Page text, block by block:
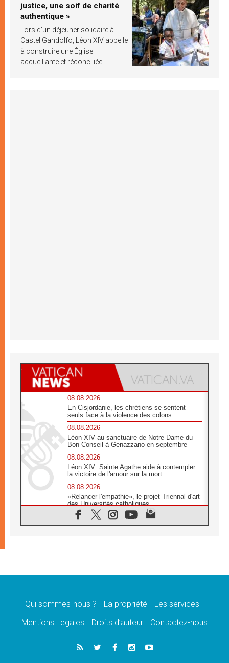
justice, une soif de charité
authentique »
Lors d’un déjeuner solidaire à
Castel Gandolfo, Léon XIV appelle
à construire une Église
accueillante et réconciliée
08.08.2026
En Cisjordanie, les chrétiens se sentent
seuls face à la violence des colons
08.08.2026
Léon XIV au sanctuaire de Notre Dame du
Bon Conseil à Genazzano en septembre
08.08.2026
Léon XIV: Sainte Agathe aide à contempler
la victoire de l'amour sur la mort
08.08.2026
«Relancer l'empathie», le projet Triennal d'art
des Universités catholiques
08.08.2026
Signis 2026, donner la parole aux religieuses
07.08.2026
07.08.2026
de l'Assomption et mémoire nationale
«La paix commence par l'empathie» estime
le cardinal Parolin
Qui sommes-nous ? La propriété
Les services
Mentions Legales
Droits d’auteur Contactez-nous